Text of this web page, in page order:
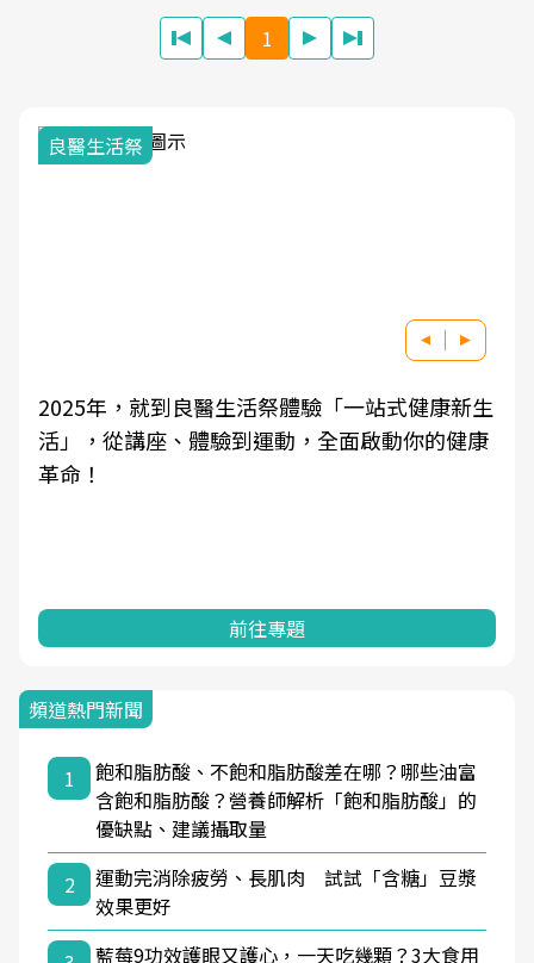
1
良醫生活祭
2025年，就到良醫生活祭體驗「一站式健康新生
活」，從講座、體驗到運動，全面啟動你的健康
革命！
前往專題
頻道熱門新聞
1
飽和脂肪酸、不飽和脂肪酸差在哪？哪些油富
含飽和脂肪酸？營養師解析「飽和脂肪酸」的
優缺點、建議攝取量
2
運動完消除疲勞、長肌肉 試試「含糖」豆漿
效果更好
藍莓9功效護眼又護心，一天吃幾顆？3大食用